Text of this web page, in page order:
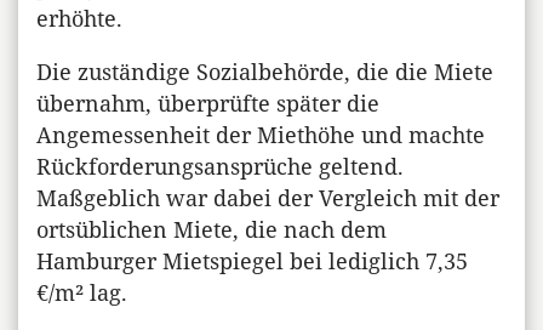
erhöhte.
Die zuständige Sozialbehörde, die die Miete
übernahm, überprüfte später die
Angemessenheit der Miethöhe und machte
Rückforderungsansprüche geltend.
Maßgeblich war dabei der Vergleich mit der
ortsüblichen Miete, die nach dem
Hamburger Mietspiegel bei lediglich 7,35
€/m² lag.